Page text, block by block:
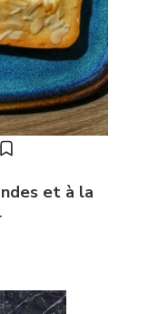
et à la